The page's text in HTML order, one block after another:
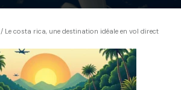
/ Le costa rica, une destination idéale en vol direct